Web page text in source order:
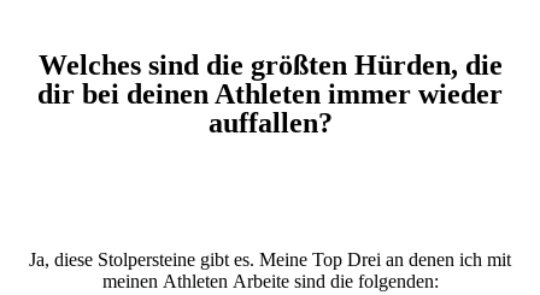
Welches sind die größten Hürden, die
dir bei deinen Athleten immer wieder
auffallen?
Ja, diese Stolpersteine gibt es. Meine Top Drei an denen ich mit
meinen Athleten Arbeite sind die folgenden: